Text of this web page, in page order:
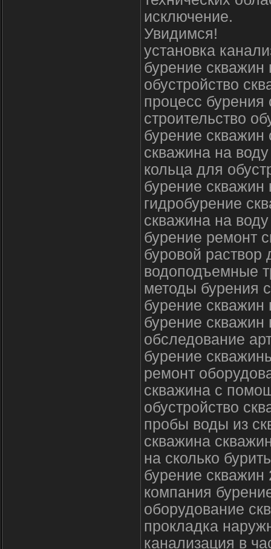
исключение.
Увидимся!
установка
бурение
обустройство
процесс
строительство
бурение скважин
скважина на
кольца для
бурение скважин
гидробурение
скважина на
бурение ремонт
буровой раствор
водоподъемные
методы бурения
бурение
бурение скважин
обследование
бурение
ремонт
скважина с
обустройство
пробы воды из
скважина
на сколько
бурение скважин
компания
оборудование
прокладка
канализация в